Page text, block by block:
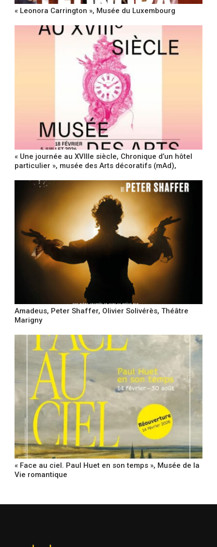
« Leonora Carrington », Musée du Luxembourg
« Une journée au XVIIIe siècle, Chronique d’un hôtel
particulier », musée des Arts décoratifs (mAd),
Amadeus, Peter Shaffer, Olivier Solivérès, Théâtre
Marigny
« Face au ciel. Paul Huet en son temps », Musée de la
Vie romantique